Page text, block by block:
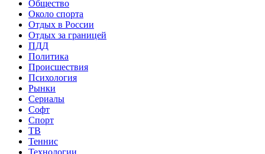
Общество
Около спорта
Отдых в России
Отдых за границей
ПДД
Политика
Происшествия
Психология
Рынки
Сериалы
Софт
Спорт
ТВ
Теннис
Технологии